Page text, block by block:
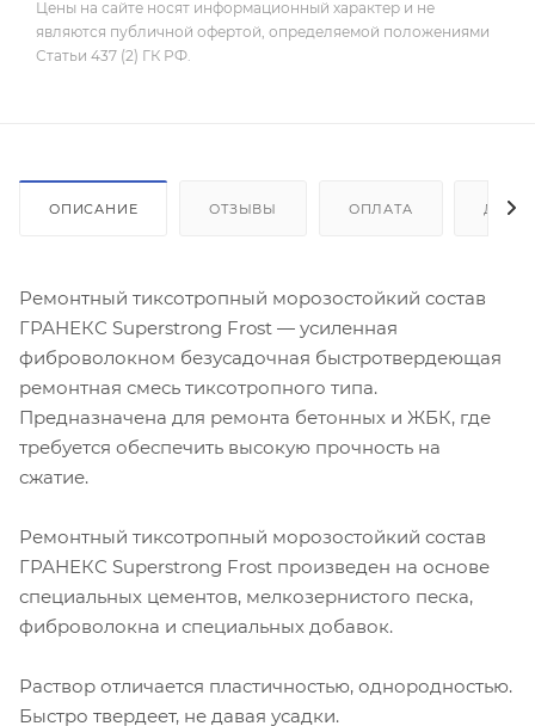
Цены на сайте носят информационный характер и не
являются публичной офертой, определяемой положениями
Статьи 437 (2) ГК РФ.
ОПИСАНИЕ ОТЗЫВЫ ОПЛАТА
Ремонтный тиксотропный морозостойкий состав
ГРАНЕКС Superstrong Frost — усиленная
фиброволокном безусадочная быстротвердеющая
ремонтная смесь тиксотропного типа.
Предназначена для ремонта бетонных и ЖБК, где
требуется обеспечить высокую прочность на
сжатие.
Ремонтный тиксотропный морозостойкий состав
ГРАНЕКС Superstrong Frost произведен на основе
специальных цементов, мелкозернистого песка,
фиброволокна и специальных добавок.
Раствор отличается пластичностью, однородностью.
Быстро твердеет, не давая усадки.